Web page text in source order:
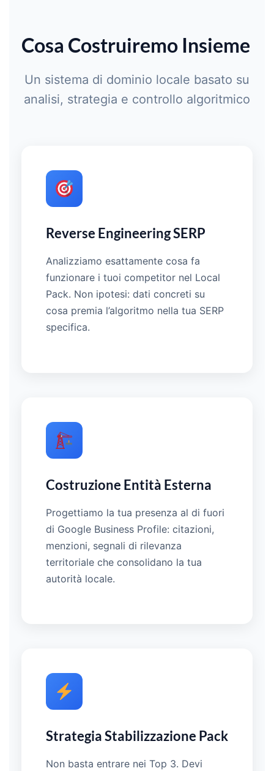
Cosa Costruiremo Insieme
Un sistema di dominio locale basato su
analisi, strategia e controllo algoritmico
Reverse Engineering SERP
Analizziamo esattamente cosa fa
funzionare i tuoi competitor nel Local
Pack. Non ipotesi: dati concreti su
cosa premia l’algoritmo nella tua SERP
specifica.
Costruzione Entità Esterna
Progettiamo la tua presenza al di fuori
di Google Business Profile: citazioni,
menzioni, segnali di rilevanza
territoriale che consolidano la tua
autorità locale.
Strategia Stabilizzazione Pack
Non basta entrare nei Top 3. Devi